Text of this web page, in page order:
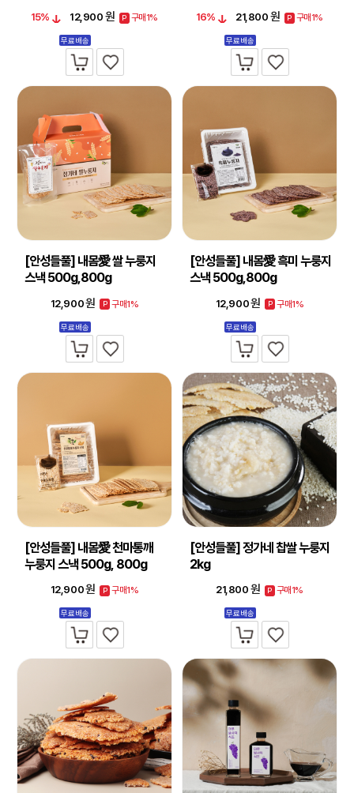
15% 12,900 원 P 구매1%
무료배송
16% 21,800 원 P 구매1%
무료배송
[안성들풀] 내몸愛 쌀 누룽지
스낵 500g,800g
12,900원 P 구매1%
무료배송
[안성들풀] 내몸愛 흑미 누룽지
스낵 500g,800g
12,900원 P 구매1%
무료배송
[안성들풀] 내몸愛 천마통깨
누룽지 스낵 500g, 800g
12,900원 P 구매1%
무료배송
[안성들풀] 정가네 찹쌀 누룽지
2kg
21,800 원 P 구매1%
무료배송